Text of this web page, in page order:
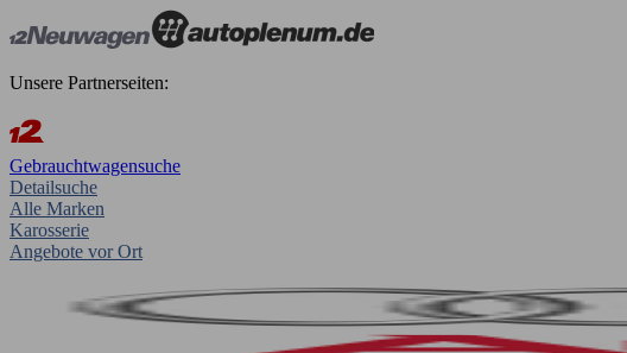
Unsere Partnerseiten:
Gebrauchtwagensuche
Detailsuche
Alle Marken
Karosserie
Angebote vor Ort